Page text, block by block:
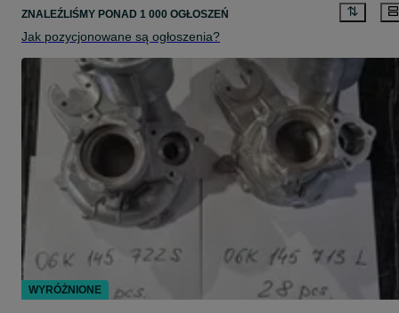
ZNALEŹLIŚMY PONAD 1 000 OGŁOSZEŃ
Jak pozycjonowane są ogłoszenia?
WYRÓŻNIONE